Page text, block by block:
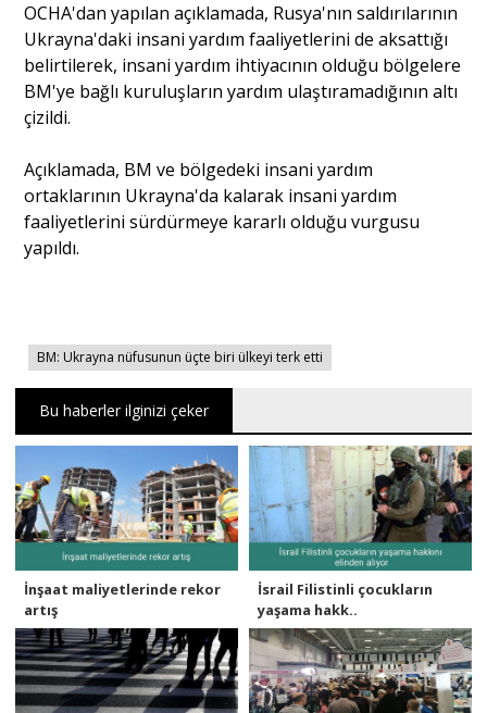
OCHA'dan yapılan açıklamada, Rusya'nın saldırılarının
Ukrayna'daki insani yardım faaliyetlerini de aksattığı
belirtilerek, insani yardım ihtiyacının olduğu bölgelere
BM'ye bağlı kuruluşların yardım ulaştıramadığının altı
çizildi.
Açıklamada, BM ve bölgedeki insani yardım
ortaklarının Ukrayna'da kalarak insani yardım
faaliyetlerini sürdürmeye kararlı olduğu vurgusu
yapıldı.
BM: Ukrayna nüfusunun üçte biri ülkeyi terk etti
Bu haberler ilginizi çeker
İnşaat maliyetlerinde rekor
artış
İsrail Filistinli çocukların
yaşama hakk..